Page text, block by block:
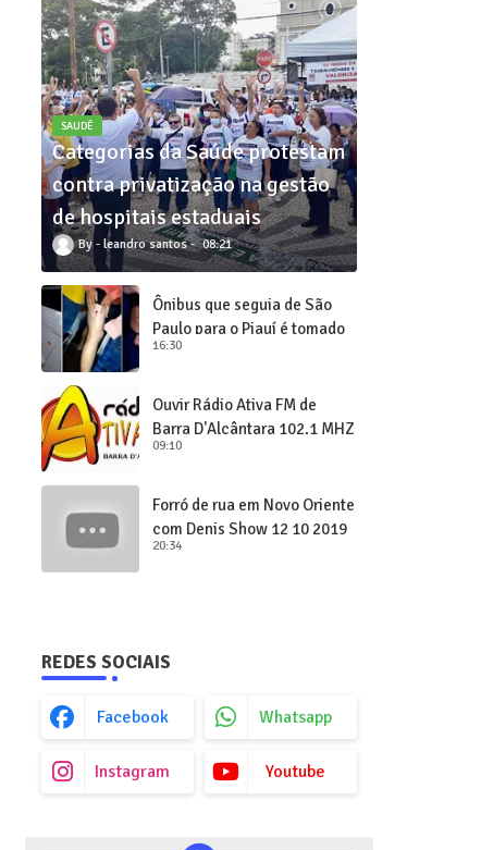
SAUDÊ
Categorias da Saúde protestam
contra privatização na gestão
de hospitais estaduais
leandro santos 08:21
Ônibus que seguia de São
Paulo para o Piauí é tomado
de assalto
16:30
Ouvir Rádio Ativa FM de
Barra D'Alcântara 102,1 MHZ
09:10
Forró de rua em Novo Oriente
com Denis Show 12 10 2019
20:34
REDES SOCIAIS
Facebook Whatsapp
Instagram Youtube